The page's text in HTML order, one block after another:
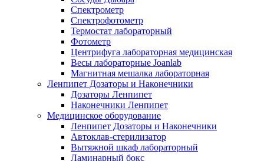
Спектрометр
Спектрофотометр
Термостат лабораторный
Фотометр
Центрифуга лабораторная медицинская
Весы лабораторные Joanlab
Магнитная мешалка лабораторная
Ленпипет Дозаторы и Наконечники
Дозаторы Ленпипет
Наконечники Ленпипет
Медицинское оборудование
Ленпипет Дозаторы и Наконечники
Автоклав-стерилизатор
Вытяжной шкаф лабораторный
Ламинарный бокс